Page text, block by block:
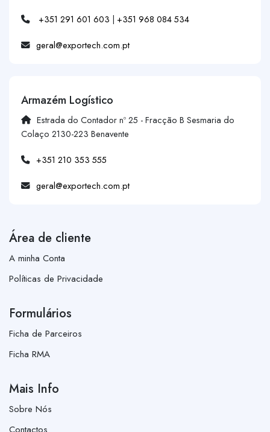
+351 291 601 603 | +351 968 084 534
geral@exportech.com.pt
Armazém Logístico
Estrada do Contador nº 25 - Fracção B Sesmaria do
Colaço 2130-223 Benavente
+351 210 353 555
geral@exportech.com.pt
Área de cliente
A minha Conta
Políticas de Privacidade
Formulários
Ficha de Parceiros
Ficha RMA
Mais Info
Sobre Nós
Contactos